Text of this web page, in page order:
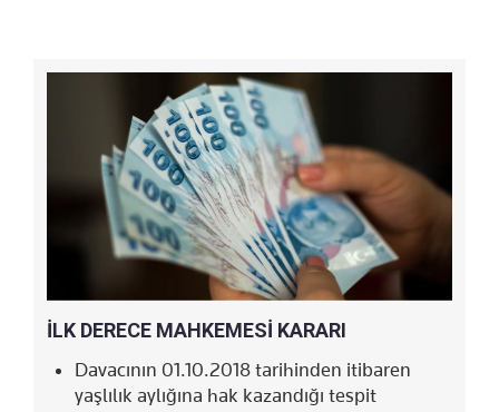
İLK DERECE MAHKEMESİ KARARI
Davacının 01.10.2018 tarihinden itibaren
yaşlılık aylığına hak kazandığı tespit